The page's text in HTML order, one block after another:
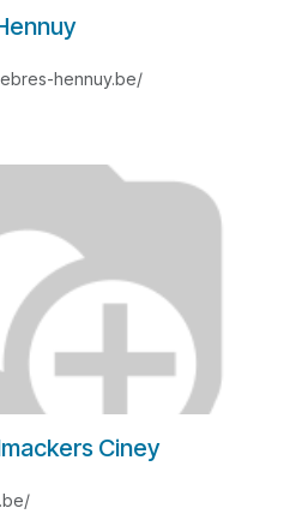
hennuy.be/
Ciney